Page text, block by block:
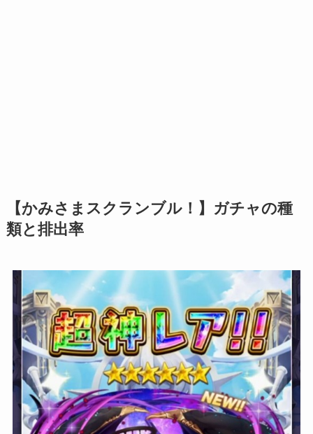
【かみさまスクランブル！】ガチャの種
類と排出率